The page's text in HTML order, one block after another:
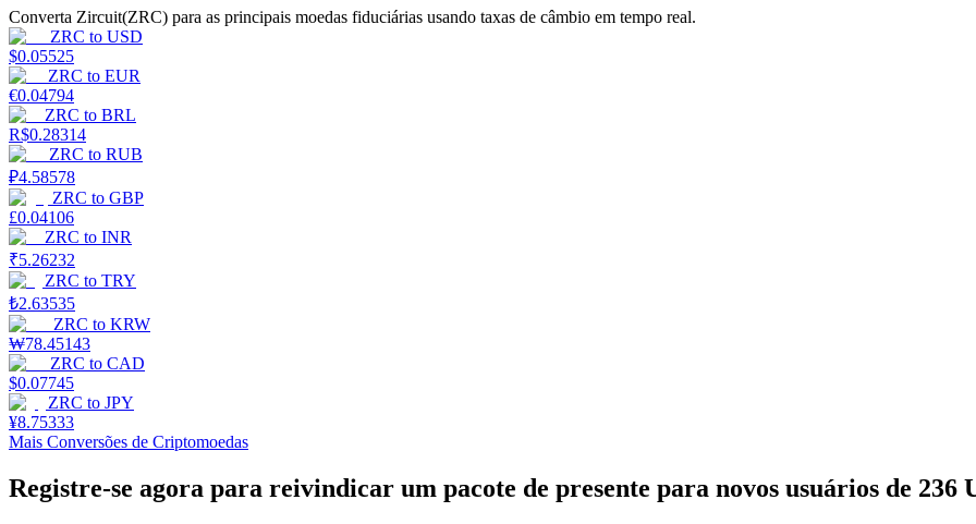
Informação
Análise de big data, incluindo informações comerciais, etc.
Guia
Guia para iniciantes em futuros
Converta Zircuit(ZRC) para as principais moedas fiduciárias usando taxas de câmbio em tempo real.
ZRC to USD
$0.05525
ZRC to EUR
€0.04794
ZRC to BRL
R$0.28314
ZRC to RUB
₽4.58578
ZRC to GBP
£0.04106
ZRC to INR
₹5.26232
ZRC to TRY
₺2.63535
ZRC to KRW
₩78.45143
ZRC to CAD
$0.07745
ZRC to JPY
¥8.75333
Mais Conversões de Criptomoedas
Registre-se agora para reivindicar um pacote de presente para novos usuários de 236